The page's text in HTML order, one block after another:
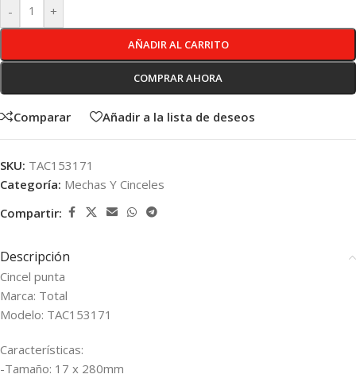
- +
AÑADIR AL CARRITO
COMPRAR AHORA
Comparar Añadir a la lista de deseos
SKU: TAC153171
Categoría: Mechas Y Cinceles
Compartir:
Descripción
Cincel punta
Marca: Total
Modelo: TAC153171
Características:
-Tamaño: 17 x 280mm